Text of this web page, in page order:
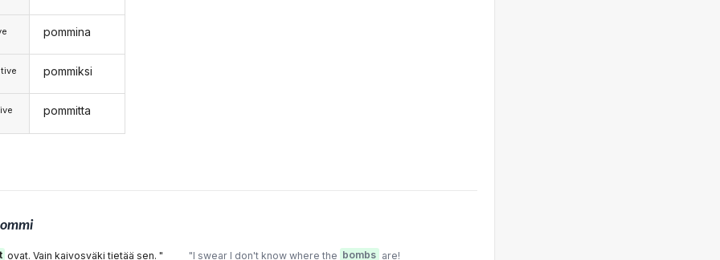
pommina
pommiksi
pommitta
ovat. Vain kaivosväki tietää sen. " "I swear I don't know where the bombs are!